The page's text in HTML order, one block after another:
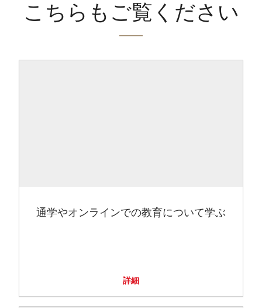
こちらもご覧ください
通学やオンラインでの教育について学ぶ
詳細